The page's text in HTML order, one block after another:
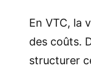
En VTC, la
des coûts.
structurer